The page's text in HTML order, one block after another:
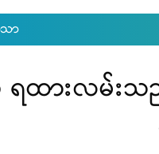
သာ
ားလမ်းသ